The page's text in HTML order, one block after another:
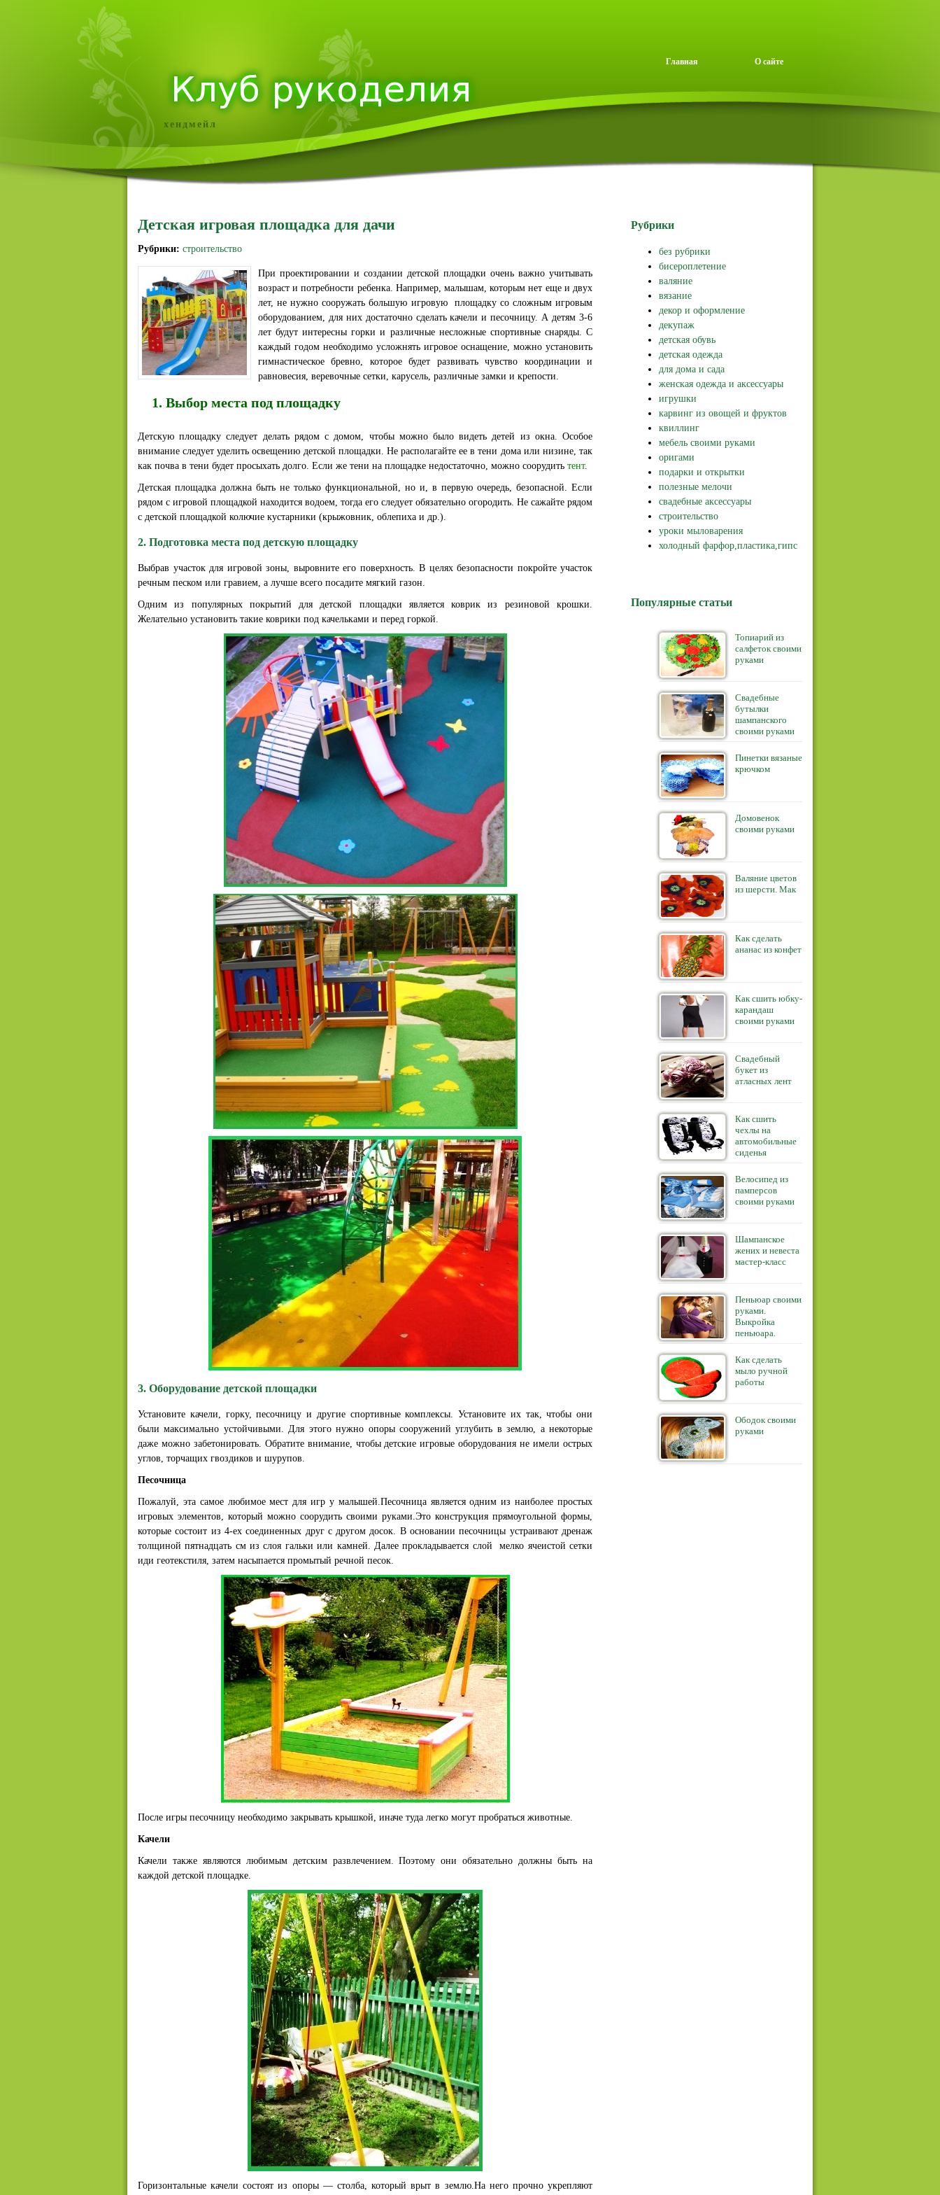
хендмейл
Главная О сайте
Детская игровая площадка для дачи
Рубрики: строительство
При проектировании и создании детской площадки очень важно учитывать
возраст и потребности ребенка. Например, малышам, которым нет еще и двух
лет, не нужно сооружать большую игровую площадку со сложным игровым
оборудованием, для них достаточно сделать качели и песочницу. А детям 3-6
лет будут интересны горки и различные несложные спортивные снаряды. С
каждый годом необходимо усложнять игровое оснащение, можно установить
гимнастическое бревно, которое будет развивать чувство координации и
равновесия, веревочные сетки, карусель, различные замки и крепости.
1. Выбор места под площадку
Детскую площадку следует делать рядом с домом, чтобы можно было видеть детей из окна. Особое
внимание следует уделить освещению детской площадки. Не располагайте ее в тени дома или низине, так
как почва в тени будет просыхать долго. Если же тени на площадке недостаточно, можно соорудить тент.
Детская площадка должна быть не только функциональной, но и, в первую очередь, безопасной. Если
рядом с игровой площадкой находится водоем, тогда его следует обязательно огородить. Не сажайте рядом
с детской площадкой колючие кустарники (крыжовник, облепиха и др.).
2. Подготовка места под детскую площадку
Выбрав участок для игровой зоны, выровните его поверхность. В целях безопасности покройте участок
речным песком или гравием, а лучше всего посадите мягкий газон.
Одним из популярных покрытий для детской площадки является коврик из резиновой крошки.
Желательно установить такие коврики под качельками и перед горкой.
3. Оборудование детской площадки
Установите качели, горку, песочницу и другие спортивные комплексы. Установите их так, чтобы они
были максимально устойчивыми. Для этого нужно опоры сооружений углубить в землю, а некоторые
даже можно забетонировать. Обратите внимание, чтобы детские игровые оборудования не имели острых
углов, торчащих гвоздиков и шурупов.
Песочница
Пожалуй, эта самое любимое мест для игр у малышей.Песочница является одним из наиболее простых
игровых элементов, который можно соорудить своими руками.Это конструкция прямоугольной формы,
которые состоит из 4-ех соединенных друг с другом досок. В основании песочницы устраивают дренаж
толщиной пятнадцать см из слоя гальки или камней. Далее прокладывается слой мелко ячеистой сетки
иди геотекстиля, затем насыпается промытый речной песок.
После игры песочницу необходимо закрывать крышкой, иначе туда легко могут пробраться животные.
Качели
Качели также являются любимым детским развлечением. Поэтому они обязательно должны быть на
каждой детской площадке.
Горизонтальные качели состоят из опоры — столба, который врыт в землю.На него прочно укрепляют
Рубрики
без рубрики
бисероплетение
валяние
вязание
декор и оформление
декупаж
детская обувь
детская одежда
для дома и сада
женская одежда и аксессуары
игрушки
карвинг из овощей и фруктов
квиллинг
мебель своими руками
оригами
подарки и открытки
полезные мелочи
свадебные аксессуары
строительство
уроки мыловарения
холодный фарфор,пластика,гипс
Популярные статьи
Топиарий из
салфеток своими
руками
Свадебные
бутылки
шампанского
своими руками
Пинетки вязаные
крючком
Домовенок
своими руками
Валяние цветов
из шерсти. Мак
Как сделать
ананас из конфет
Как сшить юбку-
карандаш
своими руками
Свадебный
букет из
атласных лент
Как сшить
чехлы на
автомобильные
сиденья
Велосипед из
памперсов
своими руками
Шампанское
жених и невеста
мастер-класс
Пеньюар своими
руками.
Выкройка
пеньюара.
Как сделать
мыло ручной
работы
Ободок своими
руками